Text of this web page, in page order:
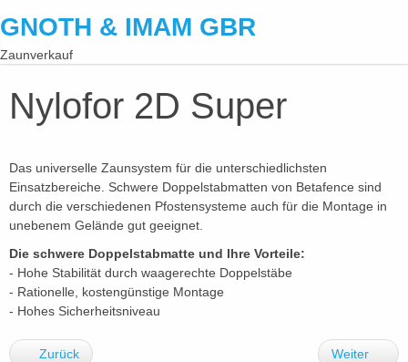
GNOTH & IMAM GBR
Zaunverkauf
Nylofor 2D Super
Das universelle Zaunsystem für die unterschiedlichsten
Einsatzbereiche. Schwere Doppelstabmatten von Betafence sind
durch die verschiedenen Pfostensysteme auch für die Montage in
unebenem Gelände gut geeignet.
Die schwere Doppelstabmatte und Ihre Vorteile:
- Hohe Stabilität durch waagerechte Doppelstäbe
- Rationelle, kostengünstige Montage
- Hohes Sicherheitsniveau
Zurück Weiter